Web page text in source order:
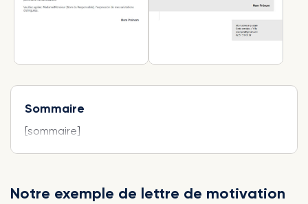
Sommaire
[sommaire]
Notre exemple de lettre de motivation